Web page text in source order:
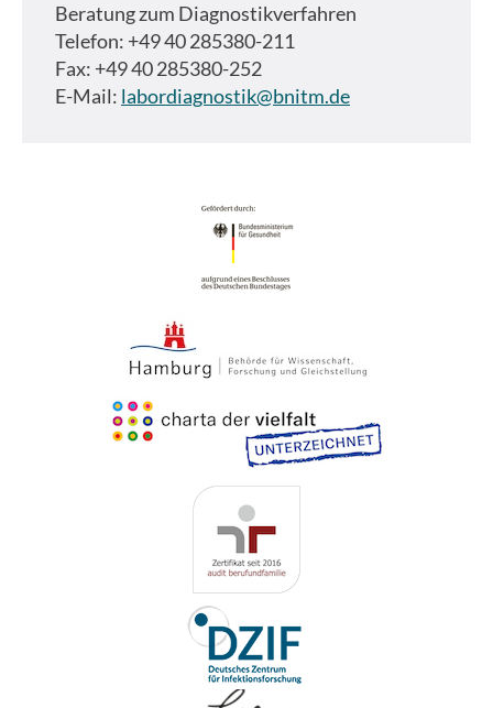
Beratung zum Diagnostikverfahren
Telefon: +49 40 285380-211
Fax: +49 40 285380-252
E-Mail: labordiagnostik@bnitm.de